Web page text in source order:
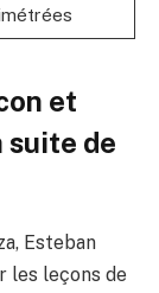
et
suite de
Esteban
les leçons de